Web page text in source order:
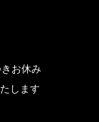
お休み
します